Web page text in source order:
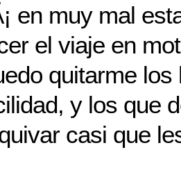
en muy mal
el viaje en
quitarme los
y los que
casi que